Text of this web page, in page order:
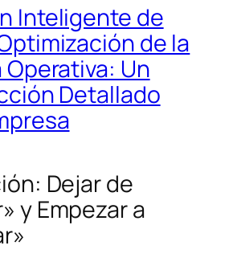
Inteligente de
de la
Un
Detallado
Dejar de
y Empezar a